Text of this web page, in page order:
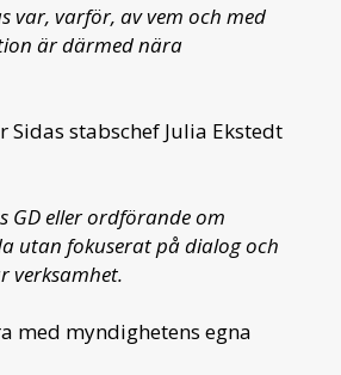
var, varför, av vem och med
är därmed nära
stabschef Julia Ekstedt
GD eller ordförande om
utan fokuserat på dialog och
verksamhet.
med myndighetens egna